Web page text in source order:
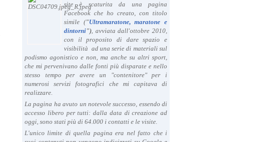
site è scaturita da una pagina
Facebook che ho creato, con titolo
simile ("Ultramaratone, maratone e
dintorni"), avviata dall'ottobre 2010,
con il proposito di dare spazio e
visibilità ad una serie di materiali sul
podismo agonistico e non, ma anche su altri sport,
che mi pervenivano dalle fonti più disparate e nello
stesso tempo per avere un "contenitore" per i
numerosi servizi fotografici che mi capitava di
realizzare.
La pagina ha avuto un notevole successo, essendo di
accesso libero per tutti: dalla data di creazione ad
oggi, sono stati più di 64.000 i contatti e le visite.
L'unico limite di quella pagina era nel fatto che i